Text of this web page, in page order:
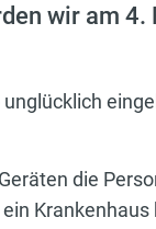
wir am
die
Krankenhaus